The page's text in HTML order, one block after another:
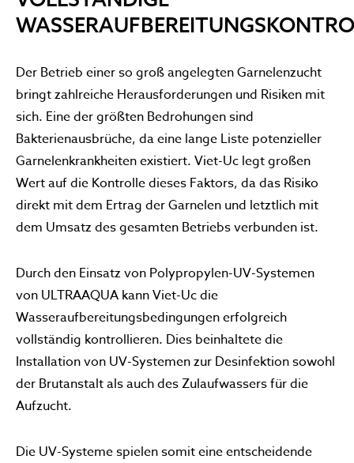
Der Betrieb einer so groß angelegten Garnelenzucht
bringt zahlreiche Herausforderungen und Risiken mit
sich. Eine der größten Bedrohungen sind
Bakterienausbrüche, da eine lange Liste potenzieller
Garnelenkrankheiten existiert. Viet-Uc legt großen
Wert auf die Kontrolle dieses Faktors, da das Risiko
direkt mit dem Ertrag der Garnelen und letztlich mit
dem Umsatz des gesamten Betriebs verbunden ist.
Durch den Einsatz von Polypropylen-UV-Systemen
von ULTRAAQUA kann Viet-Uc die
Wasseraufbereitungsbedingungen erfolgreich
vollständig kontrollieren. Dies beinhaltete die
Installation von UV-Systemen zur Desinfektion sowohl
der Brutanstalt als auch des Zulaufwassers für die
Aufzucht.
Die UV-Systeme spielen somit eine entscheidende